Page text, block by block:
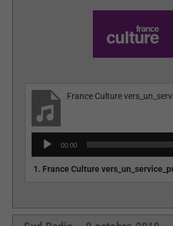
Lecteur
audio
00:00
1. France Culture